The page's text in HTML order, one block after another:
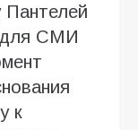
Пантелей
для СМИ
к